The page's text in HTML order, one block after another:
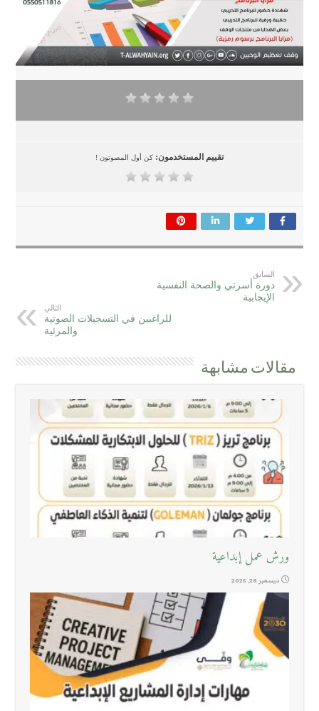
تقييم المستخدمون: كن أول المصوتون !
السابق
دورة أسرتي والصحة النفسية
الإيجابية
التالي
للراغبين في التسجيلات الصوتية
والمرئية
مقالات مشابهة
ورش عمل إبداعية
ديسمبر 28, 2025